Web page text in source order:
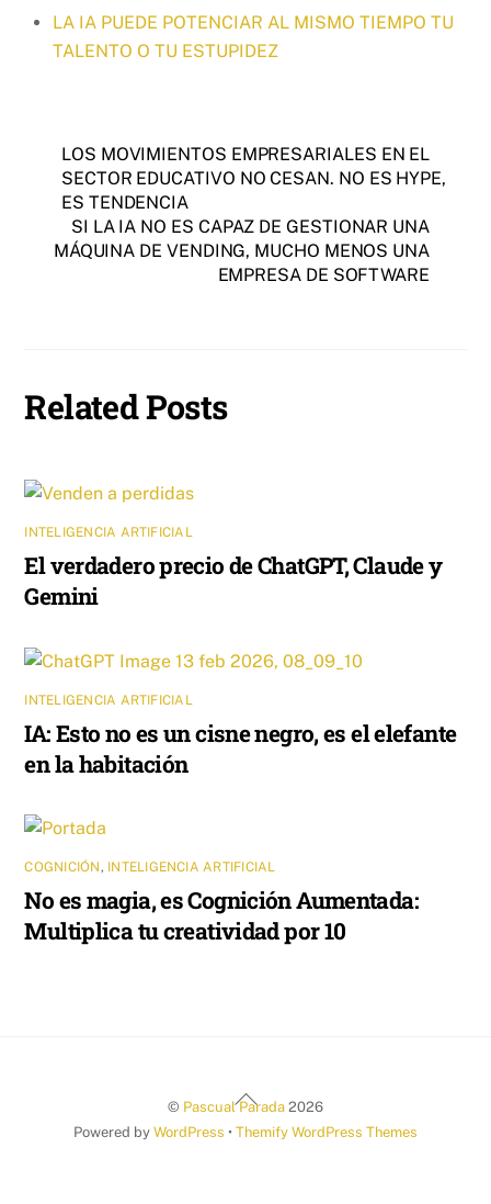
LA IA PUEDE POTENCIAR AL MISMO TIEMPO TU
TALENTO O TU ESTUPIDEZ
LOS MOVIMIENTOS EMPRESARIALES EN EL
SECTOR EDUCATIVO NO CESAN. NO ES HYPE,
ES TENDENCIA
SI LA IA NO ES CAPAZ DE GESTIONAR UNA
MÁQUINA DE VENDING, MUCHO MENOS UNA
EMPRESA DE SOFTWARE
Related Posts
INTELIGENCIA ARTIFICIAL
El verdadero precio de ChatGPT, Claude y
Gemini
INTELIGENCIA ARTIFICIAL
IA: Esto no es un cisne negro, es el elefante
en la habitación
COGNICIÓN, INTELIGENCIA ARTIFICIAL
No es magia, es Cognición Aumentada:
Multiplica tu creatividad por 10
Back
To
© Pascual Parada 2026
Powered by WordPress • Themify WordPress Themes